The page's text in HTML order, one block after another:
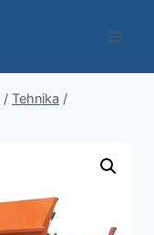
/ Tehnika /